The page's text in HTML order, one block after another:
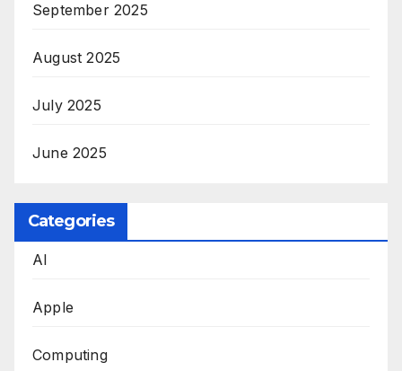
September 2025
August 2025
July 2025
June 2025
Categories
AI
Apple
Computing